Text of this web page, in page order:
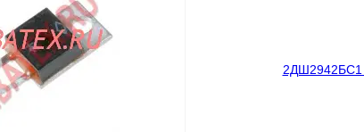
Сравнение
наличии